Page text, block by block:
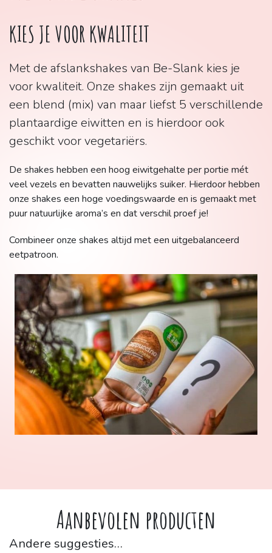
KIES JE VOOR KWALITEIT
Met de afslankshakes van Be-Slank kies je
voor kwaliteit. Onze shakes zijn gemaakt uit
een blend (mix) van maar liefst 5 verschillende
plantaardige eiwitten en is hierdoor ook
geschikt voor vegetariërs.
De shakes hebben een hoog eiwitgehalte per portie mét
veel vezels en bevatten nauwelijks suiker. Hierdoor hebben
onze shakes een hoge voedingswaarde en is gemaakt met
puur natuurlijke aroma’s en dat verschil proef je!
Combineer onze shakes altijd met een uitgebalanceerd
eetpatroon.
Aanbevolen producten
Andere suggesties…